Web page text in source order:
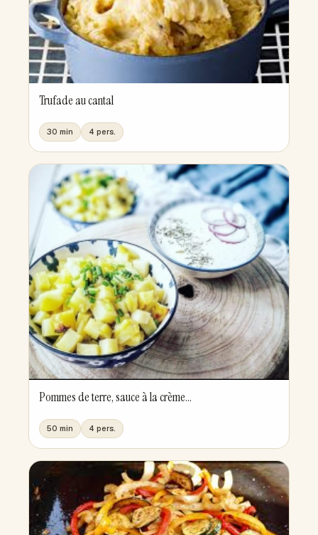
Trufade au cantal
30 min 4 pers.
Pommes de terre, sauce à la crème...
50 min 4 pers.